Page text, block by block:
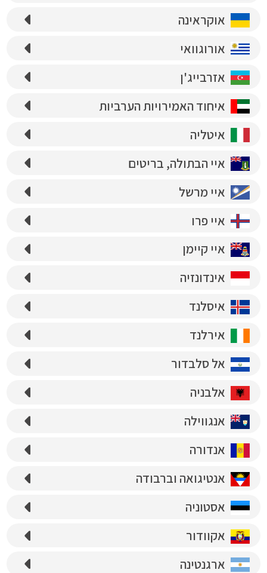
אוקראינה
אורוגוואי
אזרבייג'ן
איחוד האמירויות הערביות
איטליה
איי הבתולה, בריטים
איי מרשל
איי פרו
איי קיימן
אינדונזיה
איסלנד
אירלנד
אל סלבדור
אלבניה
אנגווילה
אנדורה
אנטיגואה וברבודה
אסטוניה
אקוודור
ארגנטינה